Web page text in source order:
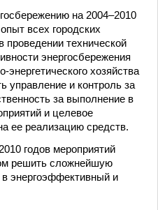
на 2004–2010
всех городских
проведении технической
энергосбережения
энергетического хозяйства
управление и контроль за
за выполнение в
и целевое
ее реализацию средств.
годов мероприятий
решить сложнейшую
энергоэффективный и